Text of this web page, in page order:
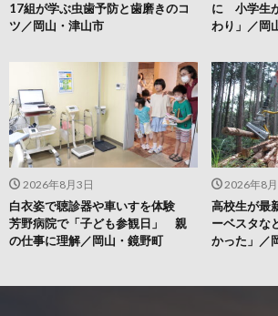
2026年8
高校生が最
ーベスタな
かった」／
2026年8月3日
白衣姿で聴診器や車いすを体験
芳野病院で「子ども参観日」 親
の仕事に理解／岡山・鏡野町
に 小学生
わり」／岡
17組が学ぶ虫歯予防と歯磨きのコ
ツ／岡山・津山市